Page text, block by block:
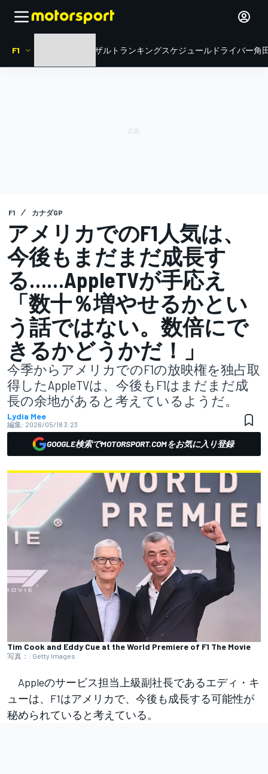
F1 リザルト ランキングスケジュール ドライバー角
F1 カナダGP
アメリカでのF1人気は、
今後もまだまだ成長す
る……AppleTVが手応え
「数十％増やせるかとい
う話ではない。数倍にで
きるかどうかだ！」
今季からアメリカでのF1の放映権を独占取
得したAppleTVは、今後もF1はまだまだ成
長の余地があると考えているようだ。
Lydia Mee
編集: 2026/05/18 3:23
GOOGLE検索でMOTORSPORT.COMをお気に入り登録
Tim Cook and Eddy Cue at the World Premiere of F1 The Movie
写真：: Getty Images
Appleのサービス担当上級副社長であるエディ・キ
ューは、F1はアメリカで、今後も成長する可能性が
秘められていると考えている。